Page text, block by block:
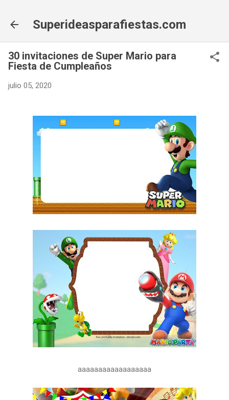
Superideasparafiestas.com
30 invitaciones de Super Mario para
Fiesta de Cumpleaños
julio 05, 2020
aaaaaaaaaaaaaaaaaa